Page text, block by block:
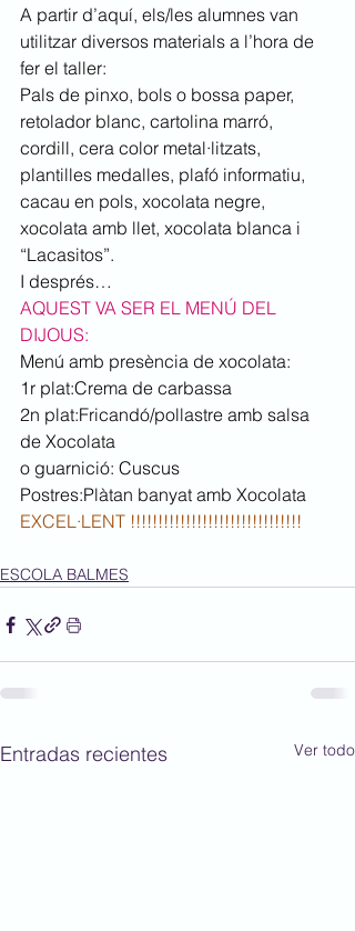
A partir d’aquí, els/les alumnes van
utilitzar diversos materials a l’hora de
fer el taller:
Pals de pinxo, bols o bossa paper,
retolador blanc, cartolina marró,
cordill, cera color metal·litzats,
plantilles medalles, plafó informatiu,
cacau en pols, xocolata negre,
xocolata amb llet, xocolata blanca i
“Lacasitos”.
I després…
AQUEST VA SER EL MENÚ DEL
DIJOUS:
Menú amb presència de xocolata:
1r plat:Crema de carbassa
2n plat:Fricandó/pollastre amb salsa
de Xocolata
o guarnició: Cuscus
Postres:Plàtan banyat amb Xocolata
EXCEL·LENT !!!!!!!!!!!!!!!!!!!!!!!!!!!!!!!
ESCOLA BALMES
Entradas recientes Ver todo